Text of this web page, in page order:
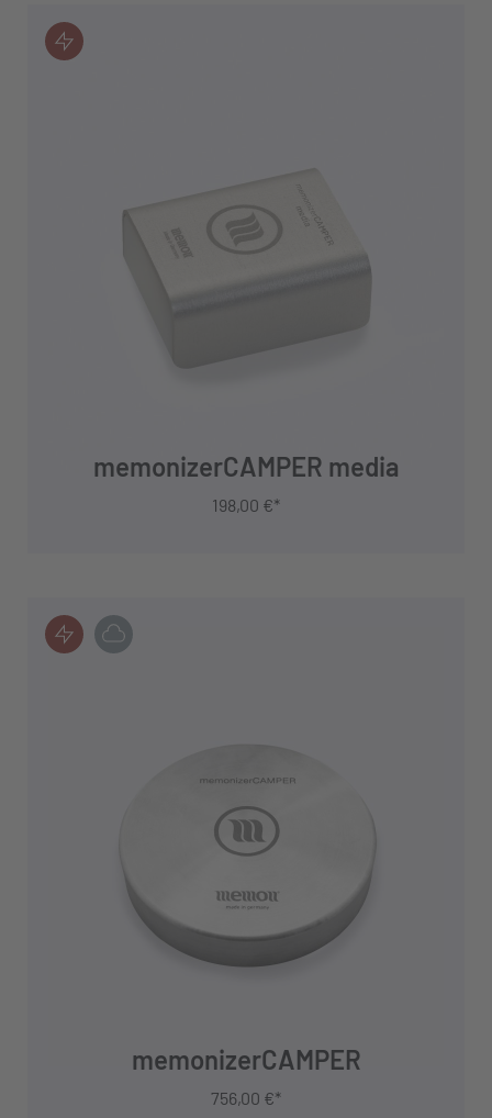
memonizerCAMPER media
198,00 €*
memonizerCAMPER
756,00 €*